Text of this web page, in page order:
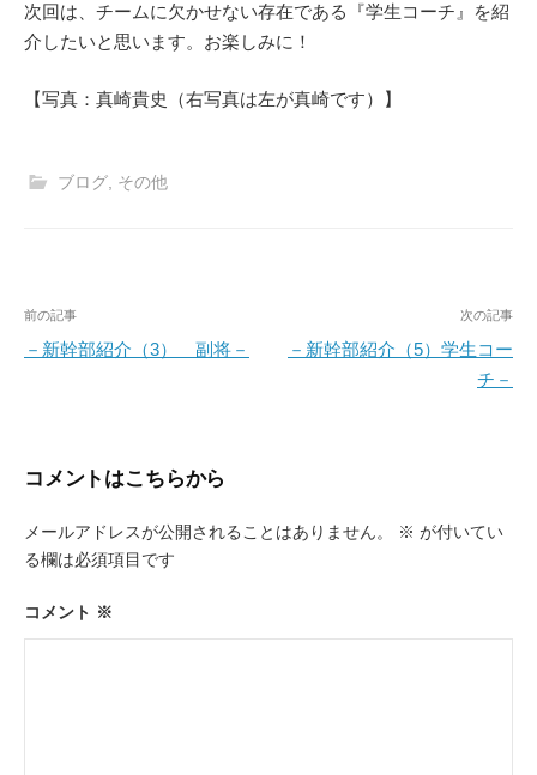
次回は、チームに欠かせない存在である『学生コーチ』を紹
介したいと思います。お楽しみに！
【写真：真崎貴史（右写真は左が真崎です）】
ブログ, その他
投
稿
ゲ
シ
ョ
ン
前の記事
－新幹部紹介（3） 副将－
次の記事
－新幹部紹介（5）学生コー
チ－
コメントはこちらから
メールアドレスが公開されることはありません。 ※ が付いてい
る欄は必須項目です
コメント ※